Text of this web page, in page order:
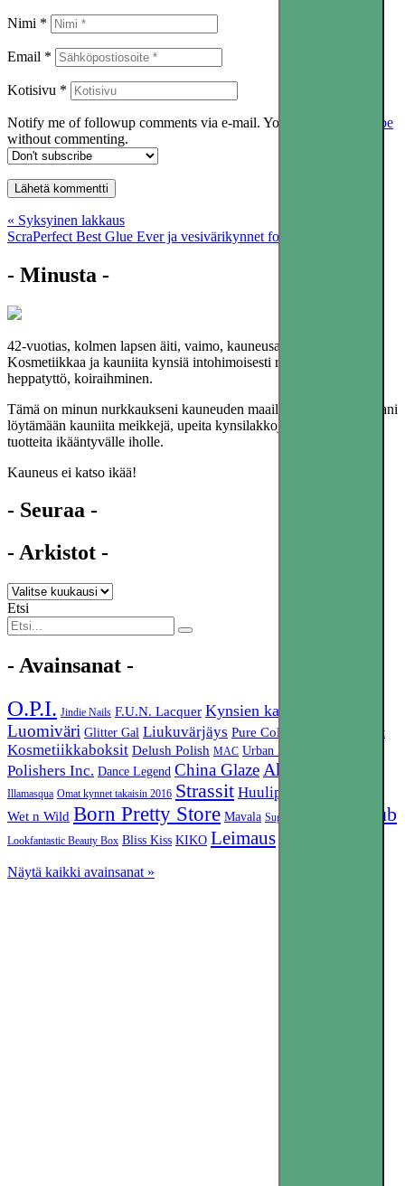
Nimi *
Email *
Kotisivu *
Notify me of followup comments via e-mail. You can also
subscribe
without commenting.
Artikkelien
selaus
« Syksyinen lakkaus
ScraPerfect Best Glue Ever ja vesivärikynnet foliolla »
- Minusta -
42-vuotias, kolmen lapsen äiti, vaimo, kauneusalan yrittäjä.
Kosmetiikkaa ja kauniita kynsiä intohimoisesti rakastava, ikuinen
heppatyttö, koiraihminen.
Tämä on minun nurkkaukseni kauneuden maailmassa. Tule mukaani
löytämään kauniita meikkejä, upeita kynsilakkoja ja loistavia
tuotteita ikääntyvälle iholle.
Kauneus ei katso ikää!
- Seuraa -
- Arkistot -
Etsi
- Avainsanat -
O.P.I. Jindie Nails F.U.N. Lacquer Kynsien kasvatus
Luomiväri Glitter Gal Liukuvärjäys Pure Color 10 Kynsinauhat
Kosmetiikkaboksit Delush Polish MAC Urban Decay
Polishers Inc. Dance Legend China Glaze Akryylimaali
Illamasqua Omat kynnet takaisin 2016 Strassit Huulipuna
Wet n Wild Born Pretty Store Mavala Sugarpill Color Club
Lookfantastic Beauty Box Bliss Kiss KIKO Leimaus
Näytä kaikki avainsanat »